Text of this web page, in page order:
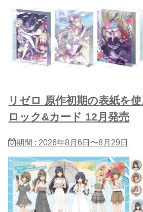
リゼロ 原作初期の表紙を
ロック&カード 12月発売
期間 : 2026年8月6日〜8月29日